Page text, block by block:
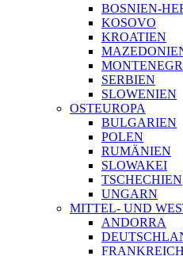
BOSNIEN-
KOSOVO
KROATIEN
SERBIEN
SLOWENIEN
OSTEUROPA
BULGARIEN
POLEN
RUMÄNIEN
SLOWAKEI
TSCHECHIEN
UNGARN
MITTEL- UND
ANDORRA
FRANKREICH